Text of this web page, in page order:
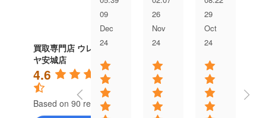
買取専門店 ウレル
ヤ安城店
4.6
Based on 90 reviews
09
Dec
24
26
Nov
24
29
Oct
24